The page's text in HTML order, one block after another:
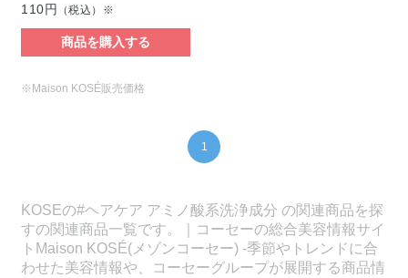
110円
（税込）※
商品を購入する
※Maison KOSÉ販売価格
1
KOSEの#ヘアケア アミノ酸系洗浄成分 の関連商品を探
すの関連商品一覧です。｜コーセーの総合美容情報サイ
トMaison KOSÉ(メゾンコーセー) -季節やトレンドに合
わせた美容情報や、コーセーグループが展開する商品情